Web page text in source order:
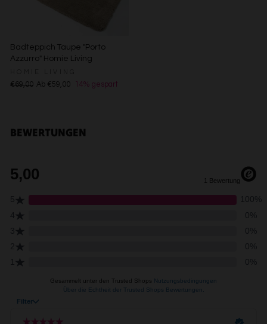
Badteppich Taupe "Porto
Azzurro" Homie Living
€69,00 Ab €59,00 14% gespart
BEWERTUNGEN
Kombinationen von Daten aus verschiedenen Quellen
Entwicklung und Verbesserung der Angebote
Verwendung reduzierter Daten zur Auswahl von Inhalten
Besondere Features: